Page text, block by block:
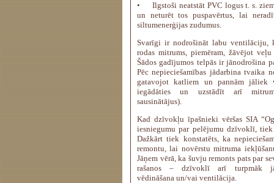
•
Ilgstoši neatstāt PVC logus t. s.
un neturēt tos puspavērtus, lai
siltumenerģijas zudumus.
Svarīgi ir nodrošināt labu ventilāciju,
rodas mitrums, piemēram, žāvējot
Šādos gadījumos telpās ir jānodrošina
Pēc nepieciešamības jādarbina tvaika
gatavojot katliem un pannām jāliek
iegādāties un uzstādīt arī
sausinātājus).
Kad dzīvokļu īpašnieki vēršas SIA
iesniegumu par pelējumu dzīvoklī, tiek
Dažkārt tiek konstatēts, ka
remontu, lai novērstu mitruma
Jāņem vērā, ka šuvju remonts pats par
rašanos – dzīvoklī arī turpmāk
vēdināšana un/vai ventilācija.